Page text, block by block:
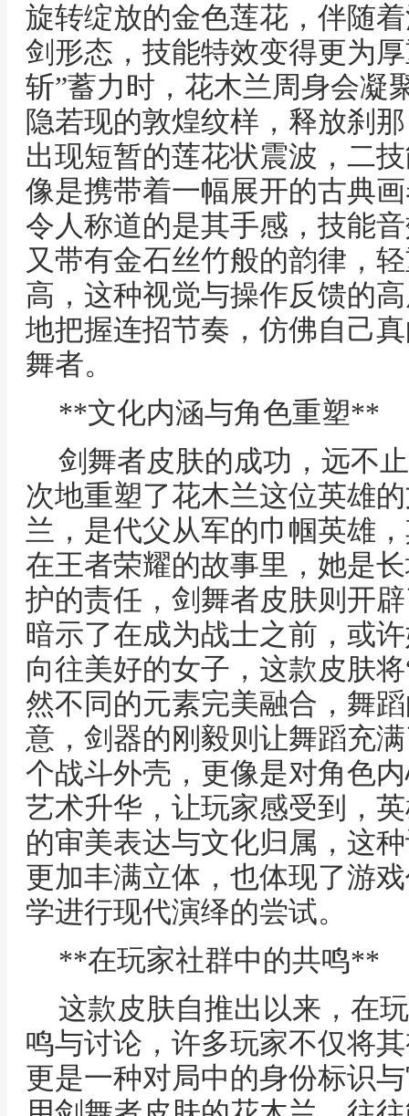
旋转绽放的金色莲花，伴随
剑形态，技能特效变得更为
斩”蓄力时，花木兰周身会凝
隐若现的敦煌纹样，释放刹
出现短暂的莲花状震波，二
像是携带着一幅展开的古典
令人称道的是其手感，技能
又带有金石丝竹般的韵律，
高，这种视觉与操作反馈的
地把握连招节奏，仿佛自己
舞者。
**文化内涵与角色重塑**
剑舞者皮肤的成功，远不
次地重塑了花木兰这位英雄
兰，是代父从军的巾帼英雄
在王者荣耀的故事里，她是
护的责任，剑舞者皮肤则开
暗示了在成为战士之前，或
向往美好的女子，这款皮肤
然不同的元素完美融合，舞
意，剑器的刚毅则让舞蹈充
个战斗外壳，更像是对角色
艺术升华，让玩家感受到，
的审美表达与文化归属，这
更加丰满立体，也体现了游
学进行现代演绎的尝试。
**在玩家社群中的共鸣**
这款皮肤自推出以来，在
鸣与讨论，许多玩家不仅将
更是一种对局中的身份标识